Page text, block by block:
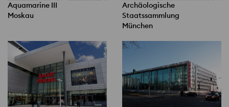
Aquamarine III
Moskau
Archäologische
Staatssammlung
München